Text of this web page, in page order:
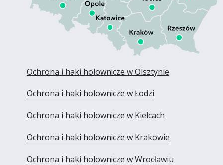
Ochrona i haki holownicze w Olsztynie
Ochrona i haki holownicze w Łodzi
Ochrona i haki holownicze w Kielcach
Ochrona i haki holownicze w Krakowie
Ochrona i haki holownicze w Wrocławiu